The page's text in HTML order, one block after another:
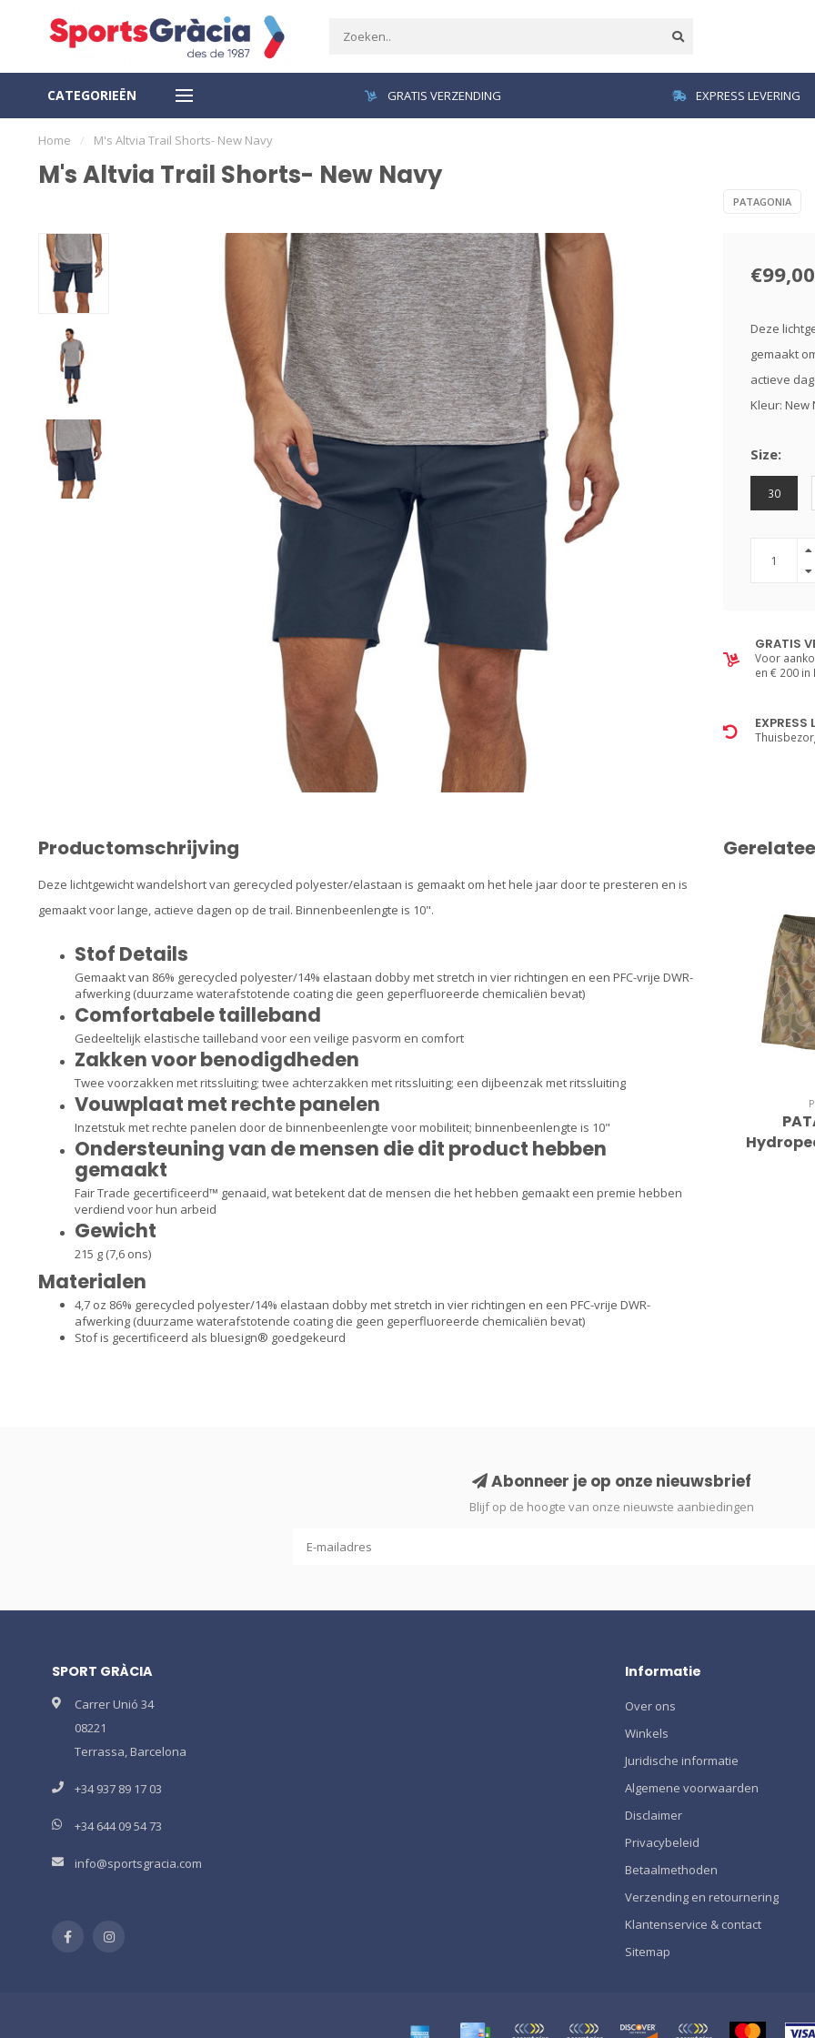
CATEGORIEËN
VEILIGE BETALING GRATIS VERZENDING EXPRESS LEVERING
Home / M's Altvia Trail Shorts- New Navy
M's Altvia Trail Shorts- New Navy
PATAGONIA
€99,00
Deze
gemaakt
actieve
Kleur: New
Size:
30
GRATIS
Voor
en € 200 in
EXPRESS
Productomschrijving
Deze lichtgewicht wandelshort van gerecycled polyester/elastaan is gemaakt om het hele jaar door te presteren en is
gemaakt voor lange, actieve dagen op de trail. Binnenbeenlengte is 10".
Stof Details
Gemaakt van 86% gerecycled polyester/14% elastaan dobby met stretch in vier richtingen en een PFC-vrije DWR-
afwerking (duurzame waterafstotende coating die geen geperfluoreerde chemicaliën bevat)
Comfortabele tailleband
Gedeeltelijk elastische tailleband voor een veilige pasvorm en comfort
Zakken voor benodigdheden
Twee voorzakken met ritssluiting; twee achterzakken met ritssluiting; een dijbeenzak met ritssluiting
Vouwplaat met rechte panelen
Inzetstuk met rechte panelen door de binnenbeenlengte voor mobiliteit; binnenbeenlengte is 10"
Ondersteuning van de mensen die dit product hebben
gemaakt
Fair Trade gecertificeerd™ genaaid, wat betekent dat de mensen die het hebben gemaakt een premie hebben
verdiend voor hun arbeid
Gewicht
215 g (7,6 ons)
Materialen
4,7 oz 86% gerecycled polyester/14% elastaan dobby met stretch in vier richtingen en een PFC-vrije DWR-
afwerking (duurzame waterafstotende coating die geen geperfluoreerde chemicaliën bevat)
Stof is gecertificeerd als bluesign® goedgekeurd
Abonneer je op onze nieuwsbrief
Blijf op de hoogte van onze nieuwste aanbiedingen
SPORT GRÀCIA
Carrer Unió 34
08221
Terrassa, Barcelona
+34 937 89 17 03
+34 644 09 54 73
info@sportsgracia.com
Informatie
Over ons
Winkels
Juridische informatie
Algemene voorwaarden
Disclaimer
Privacybeleid
Betaalmethoden
Verzending en retournering
Klantenservice & contact
Sitemap